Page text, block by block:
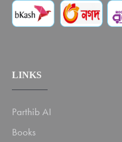
LINKS
Parthib AI
Books